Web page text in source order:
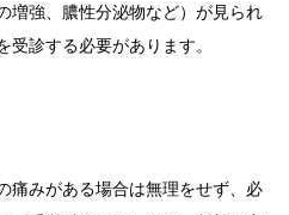
増強、膿性分泌物など）が見られ
診する必要があります。
痛みがある場合は無理をせず、必